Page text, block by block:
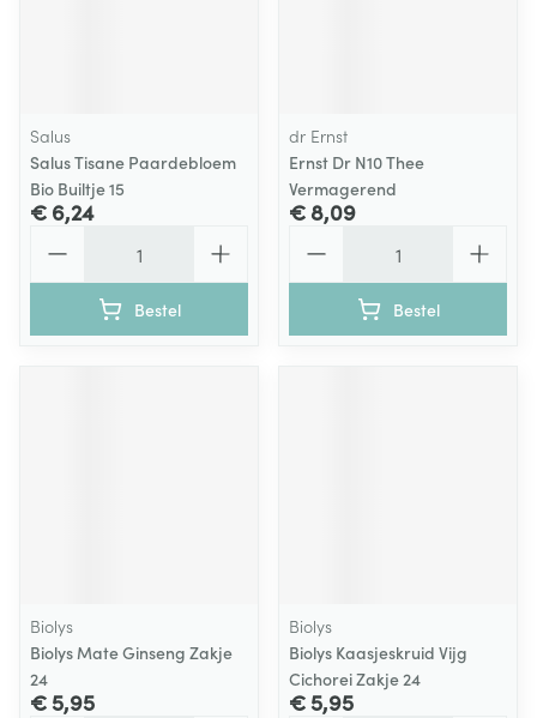
Salus
Salus Tisane Paardebloem
Bio Builtje 15
€ 6,24
Bestel
dr Ernst
Ernst Dr N10 Thee
Vermagerend
€ 8,09
Bestel
Biolys
Biolys Mate Ginseng Zakje
24
€ 5,95
Biolys
Biolys Kaasjeskruid Vijg
Cichorei Zakje 24
€ 5,95